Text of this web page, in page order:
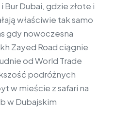
Bur Dubai, gdzie złote i
właściwie tak samo
gdy nowoczesna
Zayed Road ciągnie
od World Trade
podróżnych
w mieście z safari na
w Dubajskim